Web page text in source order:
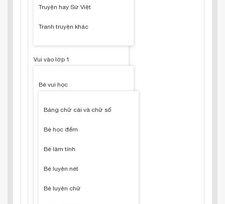
Truyện hay Sử Việt
Tranh truyện khác
Vui vào lớp 1
Bé vui học
Bảng chữ cái và chữ số
Bé học đếm
Bé làm tính
Bé luyện nét
Bé luyện chữ